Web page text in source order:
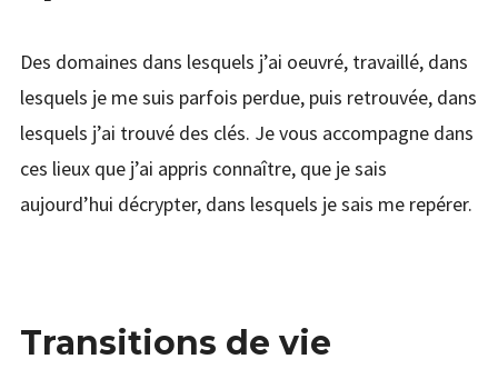
enfant
HPI
QUI JE SUIS
Des domaines dans lesquels j’ai oeuvré, travaillé, dans
lesquels je me suis parfois perdue, puis retrouvée, dans
lesquels j’ai trouvé des clés. Je vous accompagne dans
ces lieux que j’ai appris connaître, que je sais
aujourd’hui décrypter, dans lesquels je sais me repérer.
Transitions de vie